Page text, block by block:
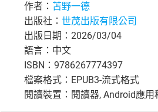
作者： 苫野一德
出版社： 世茂出版有限公司
出版日期：2026/03/04
語言：中文
ISBN：9786267774397
檔案格式：EPUB3-流式格式
閱讀裝置：閱讀器, Android應用